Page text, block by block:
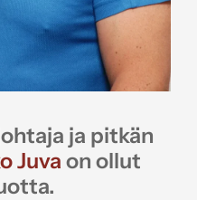
ja pitkän
Juva on ollut